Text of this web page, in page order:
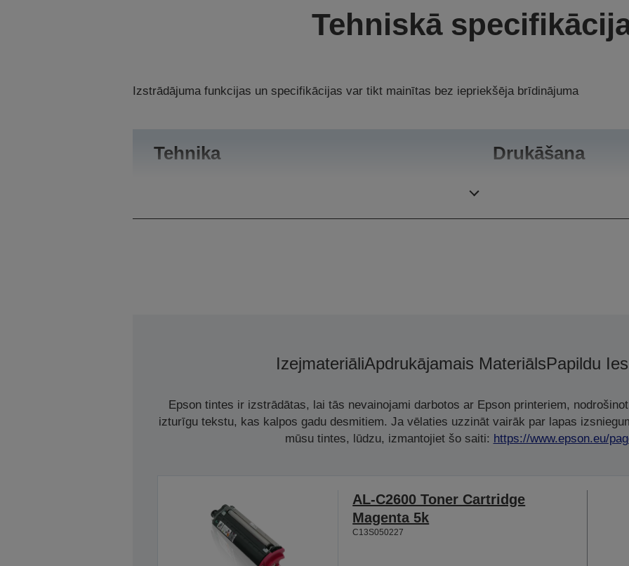
Tehniskā
Izstrādājuma funkcijas un specifikācijas var tikt mainītas bez iepriekšēja brīdinājuma
Tehnika Drukāšana
IzejmateriāliApdrukājamais MateriālsPapildu
Epson tintes ir izstrādātas, lai tās nevainojami darbotos ar Epson printeriem,
izturīgu tekstu, kas kalpos gadu desmitiem. Ja vēlaties uzzināt vairāk par lapas
mūsu tintes, lūdzu, izmantojiet šo saiti: https://www.epson.eu/
AL-C2600 Toner Cartridge
Magenta 5k
C13S050227